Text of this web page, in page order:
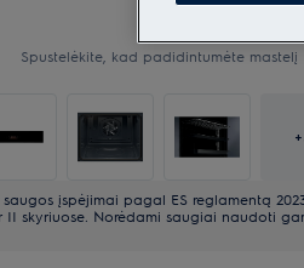
Spustelėkite, kad padidintumėte mastelį
+
saugos įspėjimai pagal ES reglamentą
skyriuose. Norėdami saugiai naudoti